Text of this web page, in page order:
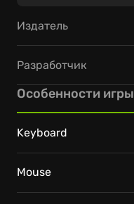
Издатель
Разработчик
Особенности игры
Keyboard
Mouse